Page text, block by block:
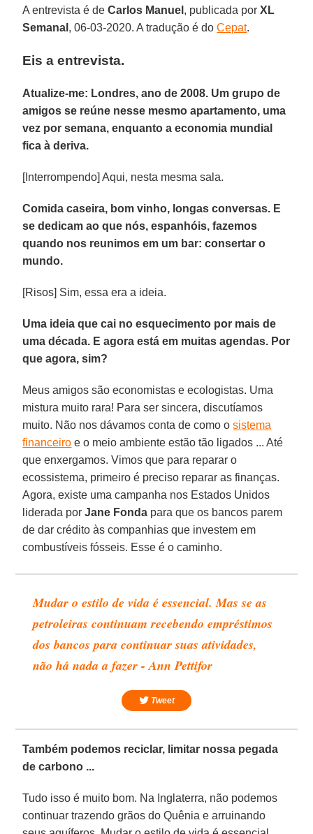
A entrevista é deCarlos Manuel , publicada porXL
Semanal , 06-03-2020. A tradução é doCepat.
Eis a entrevista.
Atualize-me: Londres, ano de 2008. Um grupo de
amigos se reúne nesse mesmo apartamento, uma
vez por semana, enquanto a economia mundial
fica à deriva.
[Interrompendo] Aqui, nesta mesma sala.
Comida caseira, bom vinho, longas conversas. E
se dedicam ao que nós, espanhóis, fazemos
quando nos reunimos em um bar: consertar o
mundo.
[Risos] Sim, essa era a ideia.
Uma ideia que cai no esquecimento por mais de
uma década. E agora está em muitas agendas. Por
que agora, sim?
Meus amigos são economistas e ecologistas. Uma
mistura muito rara! Para ser sincera, discutíamos
muito. Não nos dávamos conta de como osistema
financeiro e o meio ambiente estão tão ligados ... Até
que enxergamos. Vimos que para reparar o
ecossistema, primeiro é preciso reparar as finanças.
Agora, existe uma campanha nos Estados Unidos
liderada porJane Fonda para que os bancos parem
de dar crédito às companhias que investem em
combustíveis fósseis. Esse é o caminho.
Mudar o estilo de vida é essencial. Mas se as
petroleiras continuam recebendo empréstimos
dos bancos para continuar suas atividades,
não há nada a fazer - Ann Pettifor
Tweet
Também podemos reciclar, limitar nossa pegada
de carbono ...
Tudo isso é muito bom. Na Inglaterra, não podemos
continuar trazendo grãos do Quênia e arruinando